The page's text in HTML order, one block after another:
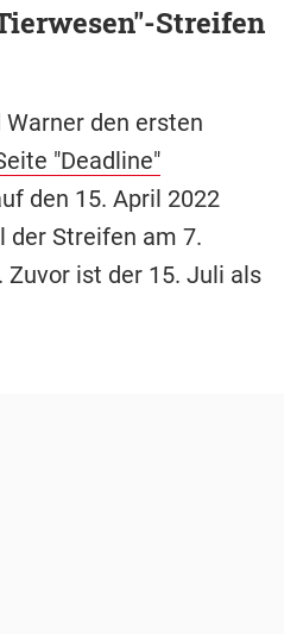
Streifen
den ersten
"Deadline"
den 15. April 2022
der Streifen am 7.
ist der 15. Juli als